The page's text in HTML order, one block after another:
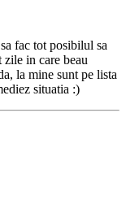
fac tot posibilul sa
zile in care beau
la mine sunt pe lista
situatia :)